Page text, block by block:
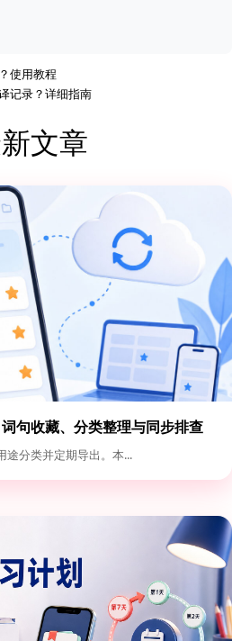
使用教程
记录？详细指南
文章
句收藏、分类整理与同步排查
途分类并定期导出。本...